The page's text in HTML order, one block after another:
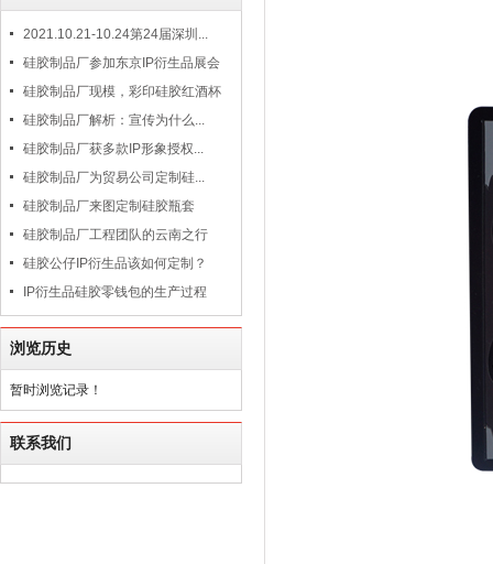
2021.10.21-10.24第24届深圳...
硅胶制品厂参加东京IP衍生品展会
硅胶制品厂现模，彩印硅胶红酒杯
硅胶制品厂解析：宣传为什么...
硅胶制品厂获多款IP形象授权...
硅胶制品厂为贸易公司定制硅...
硅胶制品厂来图定制硅胶瓶套
硅胶制品厂工程团队的云南之行
硅胶公仔IP衍生品该如何定制？
IP衍生品硅胶零钱包的生产过程
浏览历史
暂时浏览记录！
联系我们